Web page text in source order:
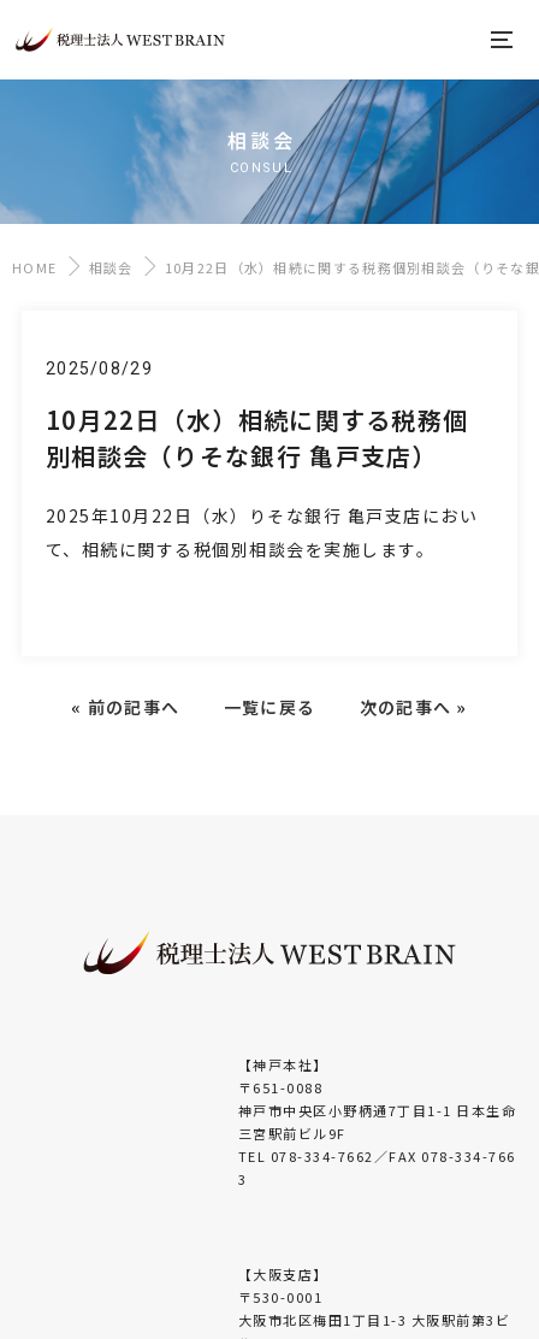
相談会
CONSUL
HOME 相談会 10月22日（水）相続に関する税務個別相談会（りそな
2025/08/29
10月22日（水）相続に関する税務個
別相談会（りそな銀行 亀戸支店）
2025年10月22日 （水）りそな銀行 亀戸支店におい
て、相続に関する税個別相談会を実施します。
« 前の記事へ 一覧に戻る 次の記事へ »
【神戸本社】
〒651-0088
神戸市中央区小野柄通7丁目1-1 日本生命
三宮駅前ビル9F
TEL 078-334-7662／FAX 078-334-766
3
【大阪支店】
〒530-0001
大阪市北区梅田1丁目1-3 大阪駅前第3ビ